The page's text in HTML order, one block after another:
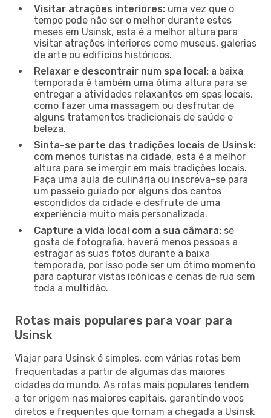
Visitar atrações interiores: uma vez que o
tempo pode não ser o melhor durante estes
meses em Usinsk, esta é a melhor altura para
visitar atrações interiores como museus, galerias
de arte ou edifícios históricos.
Relaxar e descontrair num spa local: a baixa
temporada é também uma ótima altura para se
entregar a atividades relaxantes em spas locais,
como fazer uma massagem ou desfrutar de
alguns tratamentos tradicionais de saúde e
beleza.
Sinta-se parte das tradições locais de Usinsk:
com menos turistas na cidade, esta é a melhor
altura para se imergir em mais tradições locais.
Faça uma aula de culinária ou inscreva-se para
um passeio guiado por alguns dos cantos
escondidos da cidade e desfrute de uma
experiência muito mais personalizada.
Capture a vida local com a sua câmara: se
gosta de fotografia, haverá menos pessoas a
estragar as suas fotos durante a baixa
temporada, por isso pode ser um ótimo momento
para capturar vistas icónicas e cenas de rua sem
toda a multidão.
Rotas mais populares para voar para
Usinsk
Viajar para Usinsk é simples, com várias rotas bem
frequentadas a partir de algumas das maiores
cidades do mundo. As rotas mais populares tendem
a ter origem nas maiores capitais, garantindo voos
diretos e frequentes que tornam a chegada a Usinsk